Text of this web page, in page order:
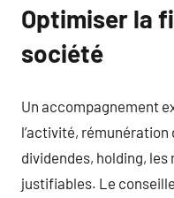
Optimiser la
société
Un accompagnement
l’activité,
dividendes, holding,
justifiables. Le